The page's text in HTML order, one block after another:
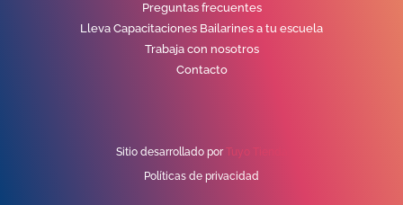
Preguntas frecuentes
Lleva Capacitaciones Bailarines a tu escuela
Trabaja con nosotros
Contacto
Sitio desarrollado porTuyo Tienda
Políticas de privacidad